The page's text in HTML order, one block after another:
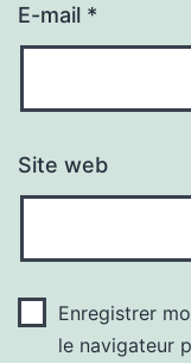
E-mail *
Site web
Enregistrer
le navigateur